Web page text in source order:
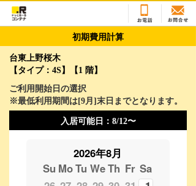
初期費用計算
台東上野桜木
【タイプ：4S】【1 階】
ご利用開始日の選択
※最低利用期間は[9月]末日までとなります。
入居可能日： 8/12〜
2026年8月
29 30 31
2 3 4 5 6 7